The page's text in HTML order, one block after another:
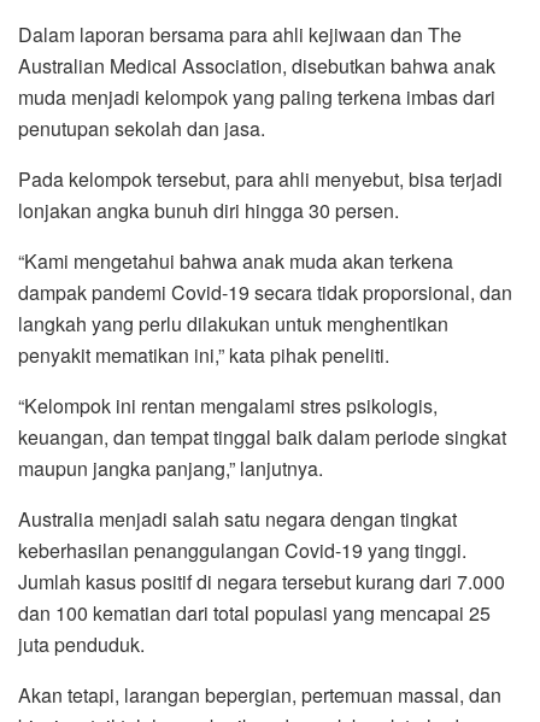
Dalam laporan bersama para ahli kejiwaan dan The
Australian Medical Association, disebutkan bahwa anak
muda menjadi kelompok yang paling terkena imbas dari
penutupan sekolah dan jasa.
Pada kelompok tersebut, para ahli menyebut, bisa terjadi
lonjakan angka bunuh diri hingga 30 persen.
“Kami mengetahui bahwa anak muda akan terkena
dampak pandemi Covid-19 secara tidak proporsional, dan
langkah yang perlu dilakukan untuk menghentikan
penyakit mematikan ini,” kata pihak peneliti.
“Kelompok ini rentan mengalami stres psikologis,
keuangan, dan tempat tinggal baik dalam periode singkat
maupun jangka panjang,” lanjutnya.
Australia menjadi salah satu negara dengan tingkat
keberhasilan penanggulangan Covid-19 yang tinggi.
Jumlah kasus positif di negara tersebut kurang dari 7.000
dan 100 kematian dari total populasi yang mencapai 25
juta penduduk.
Akan tetapi, larangan bepergian, pertemuan massal, dan